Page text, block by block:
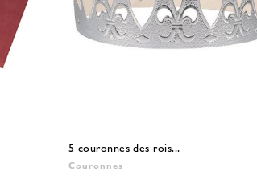
5 couronnes des rois...
Couronnes